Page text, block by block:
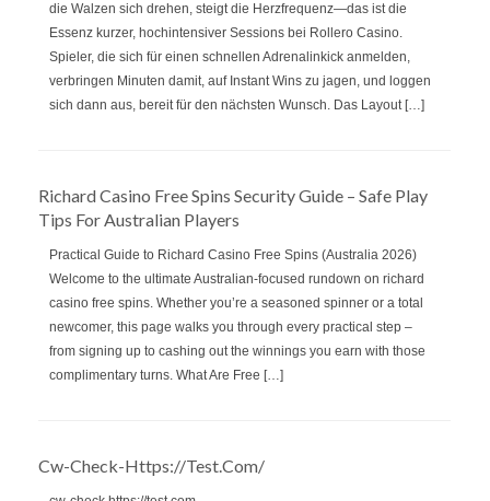
die Walzen sich drehen, steigt die Herzfrequenz—das ist die
Essenz kurzer, hochintensiver Sessions bei Rollero Casino.
Spieler, die sich für einen schnellen Adrenalinkick anmelden,
verbringen Minuten damit, auf Instant Wins zu jagen, und loggen
sich dann aus, bereit für den nächsten Wunsch. Das Layout […]
Richard Casino Free Spins Security Guide – Safe Play
Tips For Australian Players
Practical Guide to Richard Casino Free Spins (Australia 2026)
Welcome to the ultimate Australian‑focused rundown on richard
casino free spins. Whether you’re a seasoned spinner or a total
newcomer, this page walks you through every practical step –
from signing up to cashing out the winnings you earn with those
complimentary turns. What Are Free […]
Cw-Check-Https://test.com/